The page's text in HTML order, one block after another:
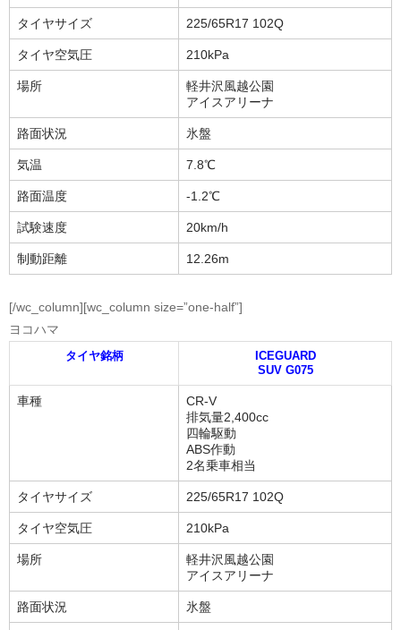
タイヤサイズ 225/65R17 102Q
タイヤ空気圧 210kPa
場所
軽井沢風越公園
アイスアリーナ
路面状況 氷盤
気温 7.8℃
路面温度 -1.2℃
試験速度 20km/h
制動距離 12.26m
[/wc_column][wc_column size=”one-half”]
ヨコハマ
タイヤ銘柄
ICEGUARD
SUV G075
車種
CR-V
排気量2,400cc
四輪駆動
ABS作動
2名乗車相当
タイヤサイズ 225/65R17 102Q
タイヤ空気圧 210kPa
場所
軽井沢風越公園
アイスアリーナ
路面状況 氷盤